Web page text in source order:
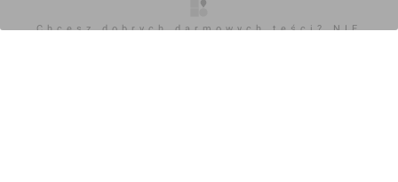
Chcesz dobrych darmowych teści? NIE